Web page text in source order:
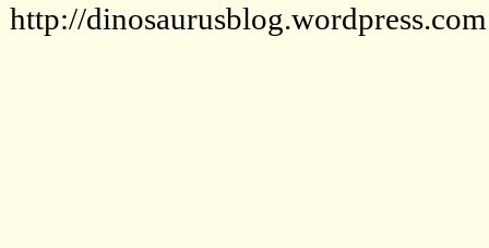
http://dinosaurusblog.wordpress.com